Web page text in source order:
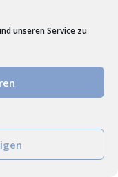
unseren Service zu
ist:
die
Daten
die
der